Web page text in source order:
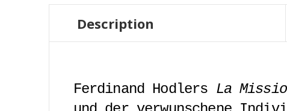
Description
Ferdinand Hodlers La